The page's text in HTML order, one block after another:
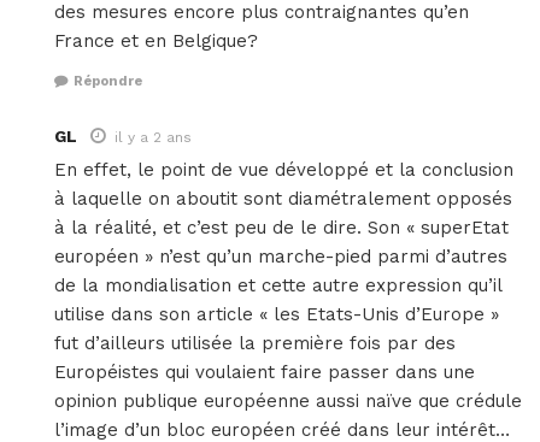
des mesures encore plus contraignantes qu’en
France et en Belgique?
Répondre
GL il y a 2 ans
En effet, le point de vue développé et la conclusion
à laquelle on aboutit sont diamétralement opposés
à la réalité, et c’est peu de le dire. Son « superEtat
européen » n’est qu’un marche-pied parmi d’autres
de la mondialisation et cette autre expression qu’il
utilise dans son article « les Etats-Unis d’Europe »
fut d’ailleurs utilisée la première fois par des
Européistes qui voulaient faire passer dans une
opinion publique européenne aussi naïve que crédule
l’image d’un bloc européen créé dans leur intérêt…